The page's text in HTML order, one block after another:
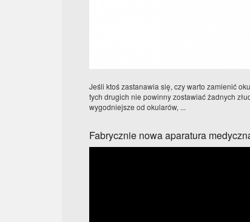
Jeśli ktoś zastanawia się, czy warto zamienić
tych drugich nie powinny zostawiać żadnych
wygodniejsze od okularów, ...
Fabrycznie nowa aparatura